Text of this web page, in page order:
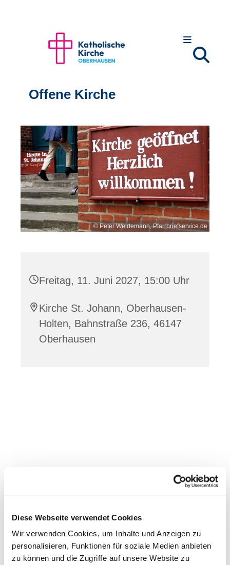
Diese Webseite verwendet Cookies
Wir verwenden Cookies, um Inhalte und Anzeigen zu
personalisieren, Funktionen für soziale Medien anbieten
zu können und die Zugriffe auf unsere Website zu
Offene Kirche
© Peter Weidemann, Pfarrbriefservice.de
Freitag, 11. Juni 2027, 15:00 Uhr
Kirche St. Johann, Oberhausen-
Holten, Bahnstraße 236, 46147
Oberhausen